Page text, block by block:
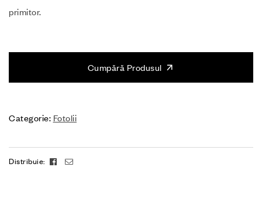
primitor.
Cumpără Produsul
Categorie: Fotolii
Distribuie: Facebook
Email